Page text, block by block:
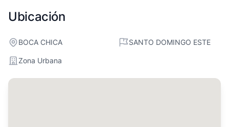
Ubicación
BOCA CHICA SANTO DOMINGO ESTE
Zona Urbana